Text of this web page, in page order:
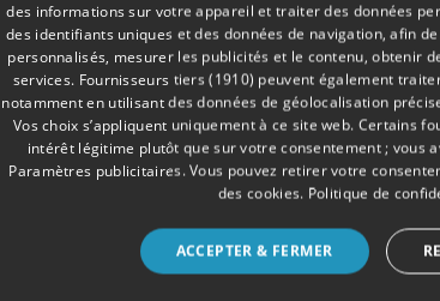
08/05/2026
des informations sur votre appareil et traiter des données
des identifiants uniques et des données de navigation, afin
personnalisés, mesurer les publicités et le contenu, obtenir
services. Fournisseurs tiers (1910) peuvent également
notamment en utilisant des données de géolocalisation
Vos choix s’appliquent uniquement à ce site web. Certains
intérêt légitime plutôt que sur votre consentement ; vous
Paramètres publicitaires. Vous pouvez retirer votre
des cookies. Politique de
ACCEPTER & FERMER